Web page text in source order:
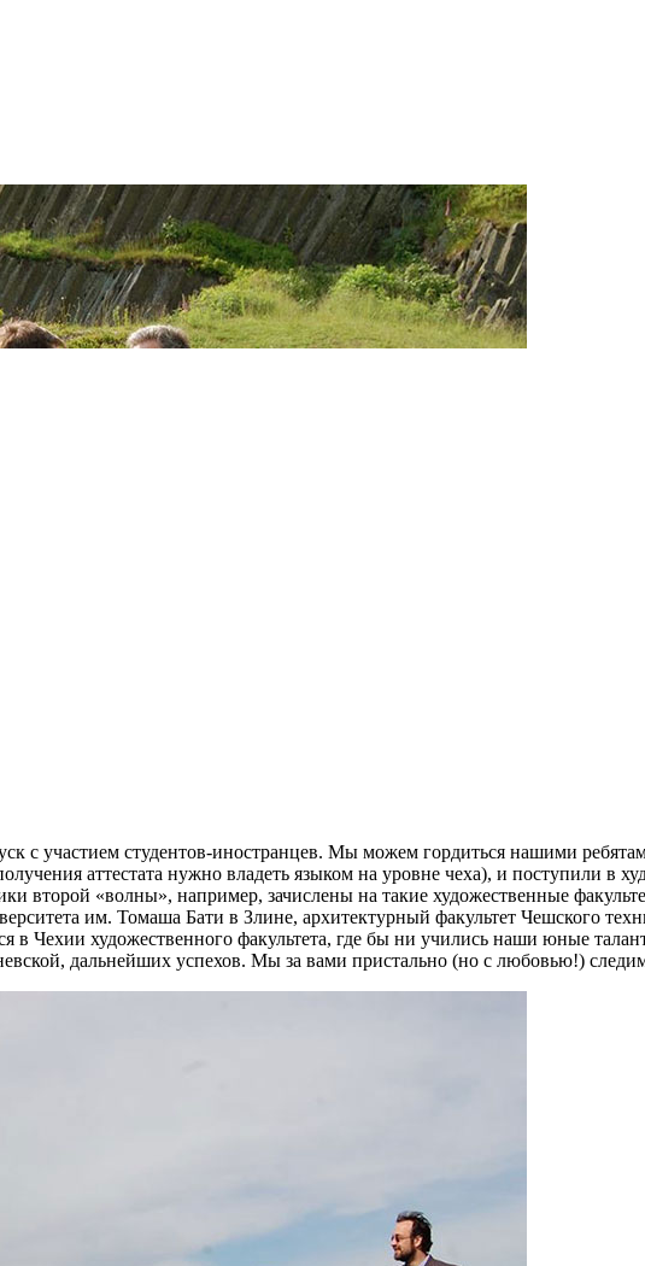
с участием студентов-иностранцев. Мы можем гордиться нашими
аттестата нужно владеть языком на уровне чеха), и поступили в
второй «волны», например, зачислены на такие художественные
им. Томаша Бати в Злине, архитектурный факультет Чешского
в Чехии художественного факультета, где бы ни учились наши юные
дальнейших успехов. Мы за вами пристально (но с любовью!)